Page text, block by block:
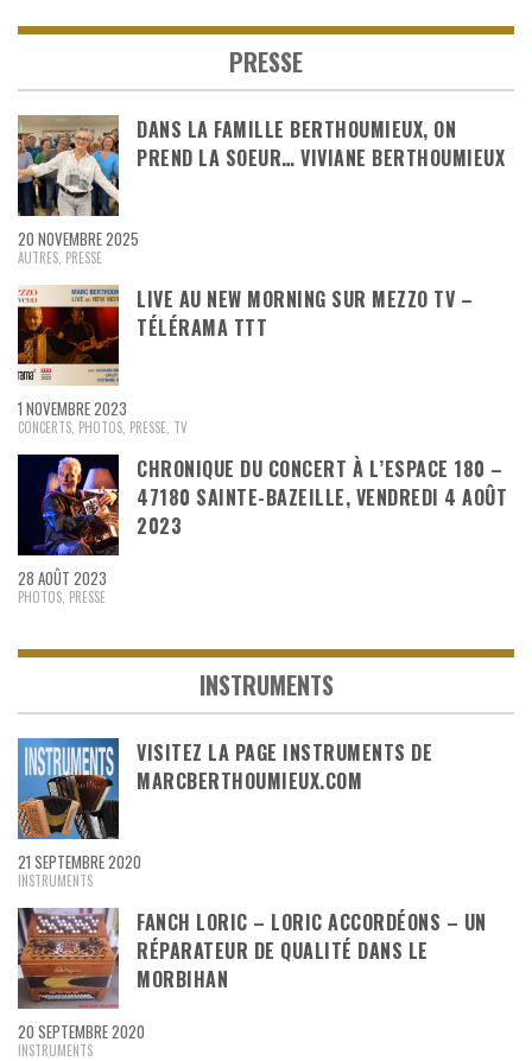
PRESSE
DANS LA FAMILLE BERTHOUMIEUX, ON
PREND LA SOEUR… VIVIANE BERTHOUMIEUX
20 NOVEMBRE 2025
AUTRES PRESSE
LIVE AU NEW MORNING SUR MEZZO TV –
TÉLÉRAMA TTT
1 NOVEMBRE 2023
CONCERTS PHOTOS PRESSE TV
CHRONIQUE DU CONCERT À L’ESPACE 180 –
47180 SAINTE-BAZEILLE, VENDREDI 4 AOÛT
2023
28 AOÛT 2023
PHOTOS PRESSE
INSTRUMENTS
VISITEZ LA PAGE INSTRUMENTS DE
MARCBERTHOUMIEUX.COM
21 SEPTEMBRE 2020
INSTRUMENTS
FANCH LORIC – LORIC ACCORDÉONS – UN
RÉPARATEUR DE QUALITÉ DANS LE
MORBIHAN
20 SEPTEMBRE 2020
INSTRUMENTS